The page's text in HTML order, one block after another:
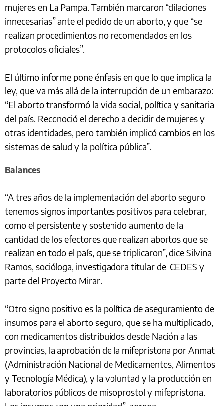
mujeres en La Pampa. También marcaron “dilaciones
innecesarias” ante el pedido de un aborto, y que “se
realizan procedimientos no recomendados en los
protocolos oficiales”.
El último informe pone énfasis en que lo que implica la
ley, que va más allá de la interrupción de un embarazo:
“El aborto transformó la vida social, política y sanitaria
del país. Reconoció el derecho a decidir de mujeres y
otras identidades, pero también implicó cambios en los
sistemas de salud y la política pública”.
Balances
“A tres años de la implementación del aborto seguro
tenemos signos importantes positivos para celebrar,
como el persistente y sostenido aumento de la
cantidad de los efectores que realizan abortos que se
realizan en todo el país, que se triplicaron”, dice Silvina
Ramos, socióloga, investigadora titular del CEDES y
parte del Proyecto Mirar.
“Otro signo positivo es la política de aseguramiento de
insumos para el aborto seguro, que se ha multiplicado,
con medicamentos distribuidos desde Nación a las
provincias, la aprobación de la mifepristona por Anmat
(Administración Nacional de Medicamentos, Alimentos
y Tecnología Médica), y la voluntad y la producción en
laboratorios públicos de misoprostol y mifepristona.